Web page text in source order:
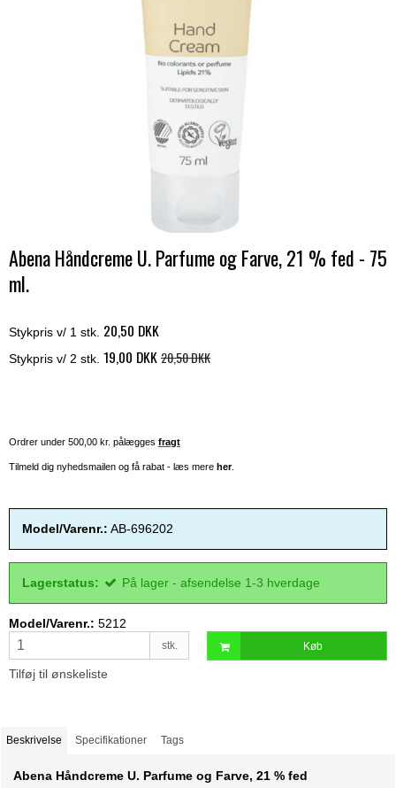
Abena Håndcreme U. Parfume og Farve, 21 % fed - 75
ml.
Stykpris v/ 1 stk. 20,50 DKK
Stykpris v/ 2 stk. 19,00 DKK20,50 DKK
Ordrer under 500,00 kr. pålægges fragt
Tilmeld dig nyhedsmailen og få rabat - læs mere her.
Model/Varenr.: AB-696202
Lagerstatus: På lager - afsendelse 1-3 hverdage
Model/Varenr.: 5212
stk. Køb
Tilføj til ønskeliste
Beskrivelse Specifikationer Tags
Abena Håndcreme U. Parfume og Farve, 21 % fed